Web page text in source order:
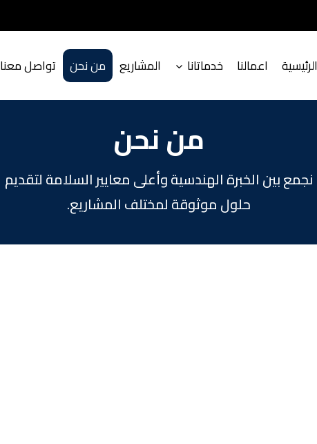
الرئيسية اعمالنا خدماتانا المشاريع من نحن تواصل معنا
من نحن
نجمع بين الخبرة الهندسية وأعلى معايير السلامة لتقديم
حلول موثوقة لمختلف المشاريع.